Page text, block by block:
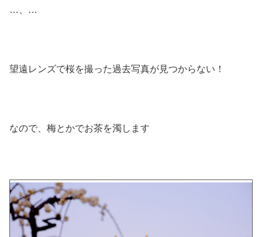
…、…
望遠レンズで桜を撮った過去写真が見つからない！
なので、梅とかでお茶を濁します